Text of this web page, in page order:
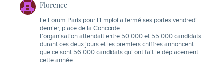
Florence
Le Forum Paris pour l’Emploi a fermé ses portes vendredi
dernier, place de la Concorde.
L’organisation attendait entre 50 000 et 55 000 candidats
durant ces deux jours et les premiers chiffres annoncent
que ce sont 56 000 candidats qui ont fait le déplacement
cette année.